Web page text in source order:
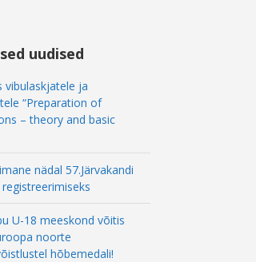
uudised
vibulaskjatele ja
“Preparation of
– theory and basic
nädal 57.Järvakandi
U-18 meeskond võitis
noorte
hõbemedali!